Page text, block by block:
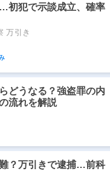
初犯で示談成立、確率
万引き
どうなる？強盗罪の内
流れを解説
？万引きで逮捕…前科